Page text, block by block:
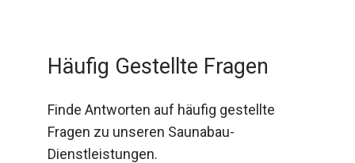
Häufig Gestellte Fragen
Finde Antworten auf häufig gestellte
Fragen zu unseren Saunabau-
Dienstleistungen.